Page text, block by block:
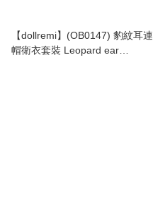
【dollremi】(OB0147) 豹紋耳連
帽衛衣套裝 Leopard ear